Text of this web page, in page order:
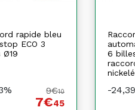
rapide bleu
ECO 3
Ø19
9€10
7€45
6
nickelé
-